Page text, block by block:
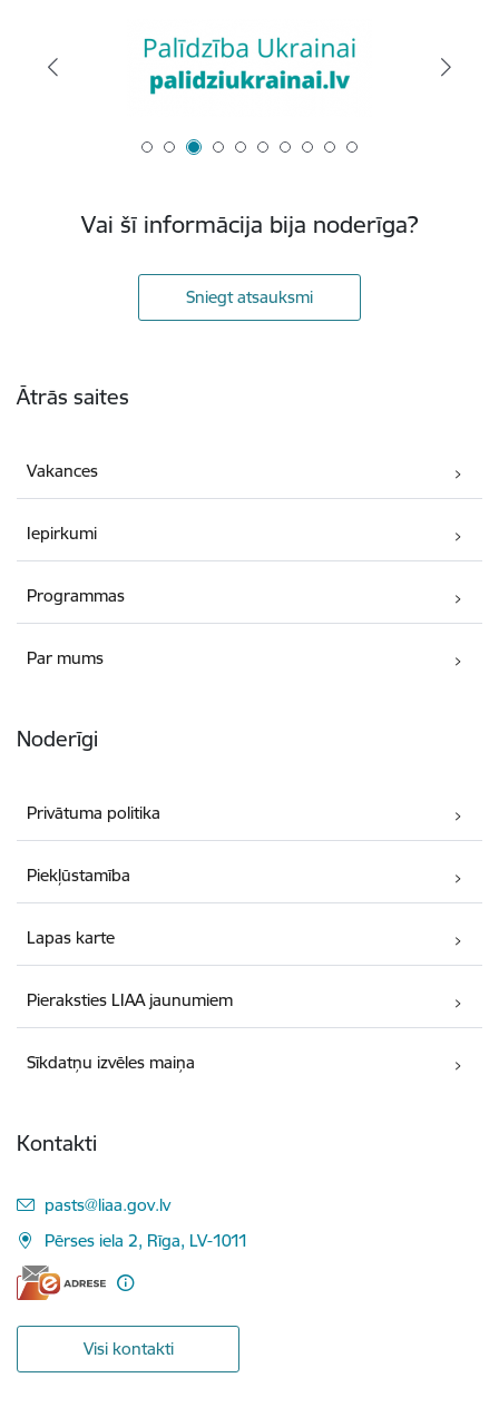
Vai šī informācija bija noderīga?
Sniegt atsauksmi
Ātrās saites
Vakances
Iepirkumi
Programmas
Par mums
Noderīgi
Privātuma politika
Piekļūstamība
Lapas karte
Pieraksties LIAA jaunumiem
Sīkdatņu izvēles maiņa
Kontakti
E-pasts:
pasts@liaa.gov.lv
Pērses iela 2, Rīga, LV-1011
Visi kontakti